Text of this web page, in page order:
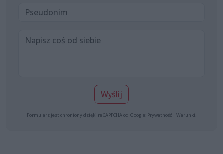
Wyślij
Formularz jest chroniony dzięki reCAPTCHA od Google: Prywatność | Warunki